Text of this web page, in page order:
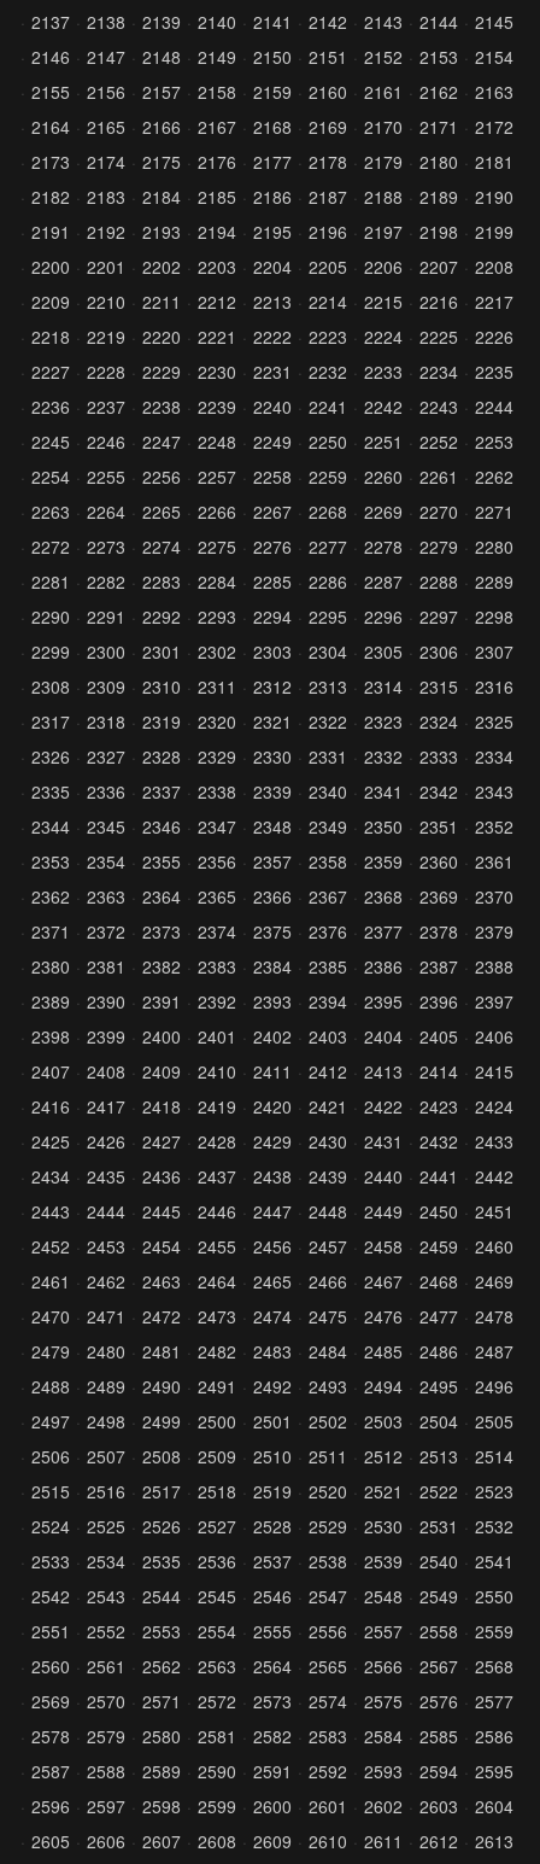
2137
2138 2139 2140 2141 2142 2143 2144
2145
2146
2147 2148 2149 2150 2151 2152 2153
2154
2155
2156 2157 2158 2159 2160 2161 2162
2163
2164
2165 2166 2167 2168 2169 2170 2171
2172
2173
2174 2175 2176 2177 2178 2179 2180
2181
2182
2183 2184 2185 2186 2187 2188 2189
2190
2191
2192 2193 2194 2195 2196 2197 2198
2199
2200
2201 2202 2203 2204 2205 2206 2207
2208
2209
2210 2211 2212 2213 2214 2215 2216
2217
2218
2219 2220 2221 2222 2223 2224 2225
2226
2227
2228 2229 2230 2231 2232 2233 2234
2235
2236
2237 2238 2239 2240 2241 2242 2243
2244
2245
2246 2247 2248 2249 2250 2251 2252
2253
2254
2255 2256 2257 2258 2259 2260 2261
2262
2263
2264 2265 2266 2267 2268 2269 2270
2271
2272
2273 2274 2275 2276 2277 2278 2279
2280
2281
2282 2283 2284 2285 2286 2287 2288
2289
2290
2291 2292 2293 2294 2295 2296 2297
2298
2299
2300 2301 2302 2303 2304 2305 2306
2307
2308
2309 2310 2311 2312 2313 2314 2315
2316
2317
2318 2319 2320 2321 2322 2323 2324
2325
2326
2327 2328 2329 2330 2331 2332 2333
2334
2335
2336 2337 2338 2339 2340 2341 2342
2343
2344
2345 2346 2347 2348 2349 2350 2351
2352
2353
2354 2355 2356 2357 2358 2359 2360
2361
2362
2363 2364 2365 2366 2367 2368 2369
2370
2371
2372 2373 2374 2375 2376 2377 2378
2379
2380
2381 2382 2383 2384 2385 2386 2387
2388
2389
2390 2391 2392 2393 2394 2395 2396
2397
2398
2399 2400 2401 2402 2403 2404 2405
2406
2407
2408 2409 2410 2411 2412 2413 2414
2415
2416
2417 2418 2419 2420 2421 2422 2423
2424
2425
2426 2427 2428 2429 2430 2431 2432
2433
2434
2435 2436 2437 2438 2439 2440 2441
2442
2443
2444 2445 2446 2447 2448 2449 2450
2451
2452
2453 2454 2455 2456 2457 2458 2459
2460
2461
2462 2463 2464 2465 2466 2467 2468
2469
2470
2471 2472 2473 2474 2475 2476 2477
2478
2479
2480 2481 2482 2483 2484 2485 2486
2487
2488
2489 2490 2491 2492 2493 2494 2495
2496
2497
2498 2499 2500 2501 2502 2503 2504
2505
2506
2507 2508 2509 2510 2511 2512 2513
2514
2515
2516 2517 2518 2519 2520 2521 2522
2523
2524
2525 2526 2527 2528 2529 2530 2531
2532
2533
2534 2535 2536 2537 2538 2539 2540
2541
2542
2543 2544 2545 2546 2547 2548 2549
2550
2551
2552 2553 2554 2555 2556 2557 2558
2559
2560
2561 2562 2563 2564 2565 2566 2567
2568
2569
2570 2571 2572 2573 2574 2575 2576
2577
2578
2579 2580 2581 2582 2583 2584 2585
2586
2587
2588 2589 2590 2591 2592 2593 2594
2595
2596
2597 2598 2599 2600 2601 2602 2603
2604
2605
2606 2607 2608 2609 2610 2611 2612
2613